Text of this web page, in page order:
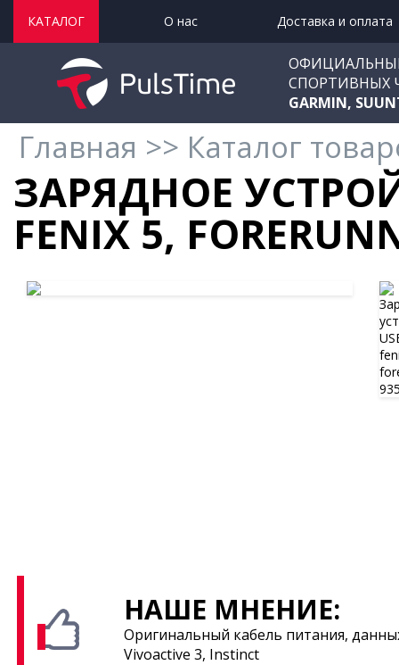
КАТАЛОГ О нас Доставка и оплата
СПОРТИВНЫХ
GARMIN,
Главная >> Каталог
ЗАРЯДНОЕ
FENIX 5,
НАШЕ МНЕНИЕ:
Оригинальный кабель питания,
Vivoactive 3, Instinct